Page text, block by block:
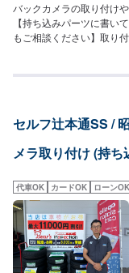
バックカメラの取り付け
【持ち込みパーツに書い
もご相談ください】取り
もりとなります。
セルフ辻本通SS /
メラ取り付け (持ち
代車OK カードOK ローンOK